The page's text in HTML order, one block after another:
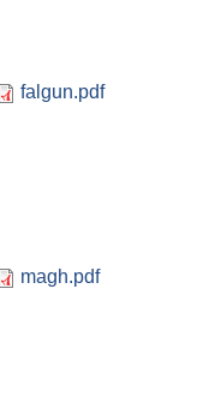
falgun.pdf
magh.pdf